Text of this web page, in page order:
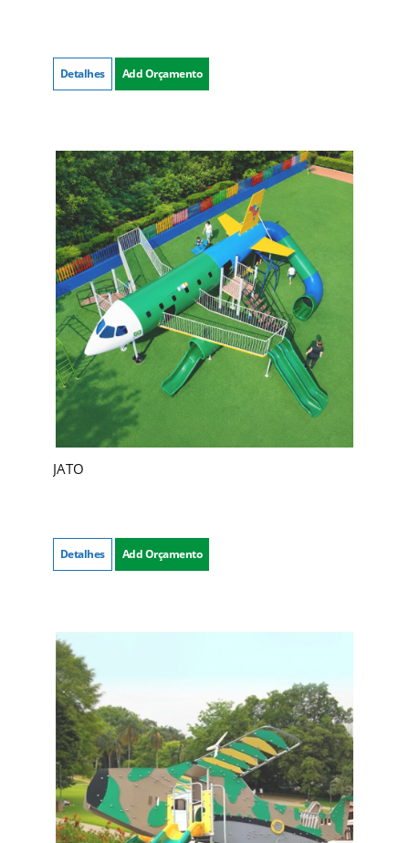
Detalhes Add Orçamento
JATO
Detalhes Add Orçamento